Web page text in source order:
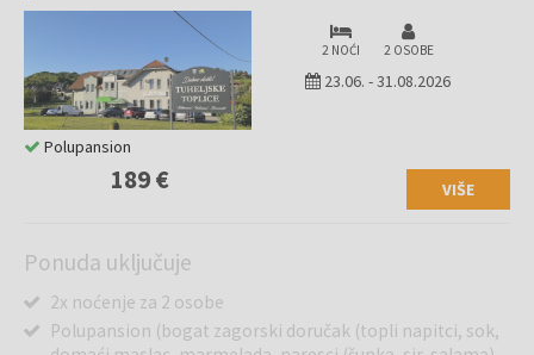
2 NOĆI 2 OSOBE
23.06. -31.08.2026
189 € VIŠE
Polupansion
Ponuda uključuje
2x noćenje za 2 osobe
Polupansion (bogat zagorski doručak (topli napitci, sok,